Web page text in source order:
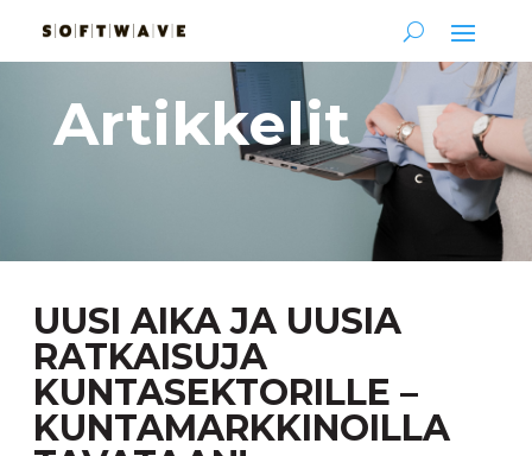
Artikkelit
UUSI AIKA JA UUSIA
RATKAISUJA
KUNTASEKTORILLE –
KUNTAMARKKINOILLA